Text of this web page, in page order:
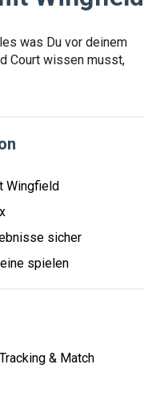
was Du vor deinem
Court wissen musst,
Wingfield
sicher
spielen
& Match